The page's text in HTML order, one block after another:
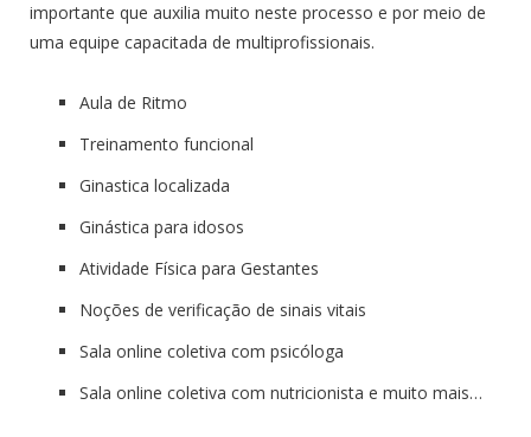
importante que auxilia muito neste processo e por meio de
uma equipe capacitada de multiprofissionais.
Aula de Ritmo
Treinamento funcional
Ginastica localizada
Ginástica para idosos
Atividade Física para Gestantes
Noções de verificação de sinais vitais
Sala online coletiva com psicóloga
Sala online coletiva com nutricionista e muito mais…